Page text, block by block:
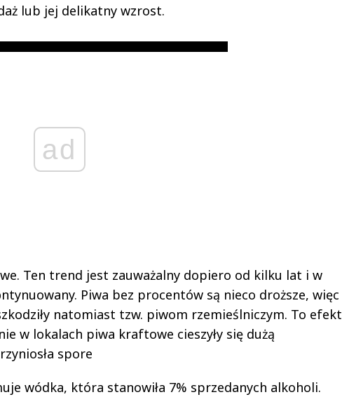
lub jej delikatny wzrost.
ad
Ten trend jest zauważalny dopiero od kilku lat i w
Piwa bez procentów są nieco droższe, więc
natomiast tzw. piwom rzemieślniczym. To efekt
w lokalach piwa kraftowe cieszyły się dużą
spore
wódka, która stanowiła 7% sprzedanych alkoholi.